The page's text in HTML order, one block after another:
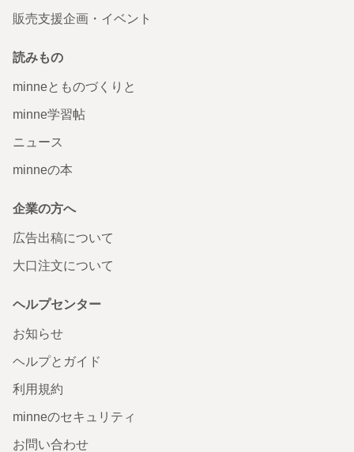
販売支援企画・イベント
読みもの
minneとものづくりと
minne学習帖
ニュース
minneの本
企業の方へ
広告出稿について
大口注文について
ヘルプセンター
お知らせ
ヘルプとガイド
利用規約
minneのセキュリティ
お問い合わせ